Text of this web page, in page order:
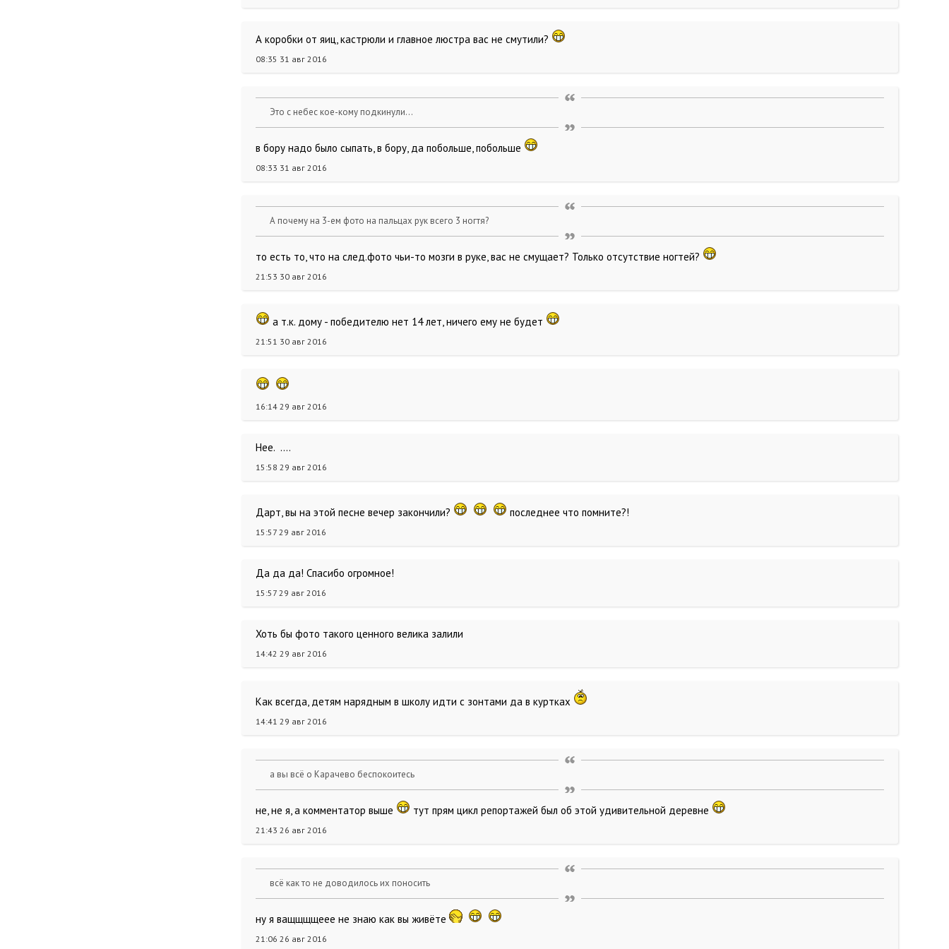
А коробки от яиц, кастрюли и главное люстра вас не смутили?
08:35 31 авг 2016
Это с небес кое-кому подкинули...
в бору надо было сыпать, в бору, да побольше, побольше
08:33 31 авг 2016
А почему на 3-ем фото на пальцах рук всего 3 ногтя?
то есть то, что на след.фото чьи-то мозги в руке, вас не смущает? Только отсутствие ногтей?
21:53 30 авг 2016
а т.к. дому - победителю нет 14 лет, ничего ему не будет
21:51 30 авг 2016
16:14 29 авг 2016
Нее. ....
15:58 29 авг 2016
Дарт, вы на этой песне вечер закончили? последнее что помните?!
15:57 29 авг 2016
Да да да! Спасибо огромное!
15:57 29 авг 2016
Хоть бы фото такого ценного велика залили
14:42 29 авг 2016
Как всегда, детям нарядным в школу идти с зонтами да в куртках
14:41 29 авг 2016
а вы всё о Карачево беспокоитесь
не, не я, а комментатор выше тут прям цикл репортажей был об этой удивительной деревне
21:43 26 авг 2016
всё как то не доводилось их поносить
ну я ващщщщеее не знаю как вы живёте
21:06 26 авг 2016